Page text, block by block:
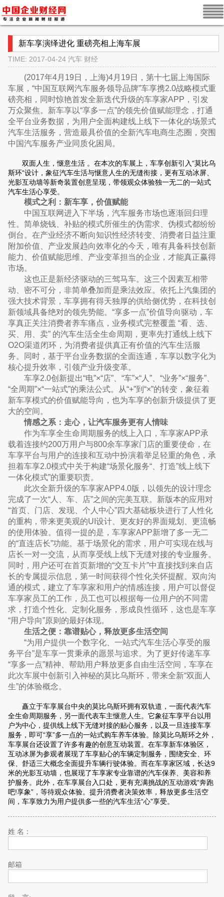
新车享演绎进化 重磅亮相上海车展
TIME: 2017-04-24 汽车 财经
(2017年4月19日，上海)4月19日，第十七届上海国际
车展，“中国互联网汽车服务领导品牌”车享携2.0战略模式重
磅亮相，同时惊艳首发全新迭代升级的车享家APP，引发
万众聚焦。新车享以“享多一点”的领先价值赋能理念，打通
全平台业务数据，为用户全面构建线上线下一体化的场景式
汽车生活服务，营造最具价值的全新汽车电商生态圈，突围
中国汽车服务产业同质化困局。
双面人生，惬意生活 。在本次的车展上，车享创新引入“莫比乌
斯环“设计，象征汽车生活与惬意人生的无缝衔接，更有互动冰屏、
光影互动墙等新奇装置创意呈现，带领观众体验独一无二的一站式
汽车生活心享受。
模式之利：新车享，价值赋能
中国互联网进入下半场，汽车服务市场也逐渐回归理
性。简单烧钱、补贴的模式所催生的伪需求、伪模式都纷纷
倒台。在产业经济不断向知识性经济转变、消费者日益注重
附加价值、产业发展趋向效率化的今天，唯有具备科技创新
能力、价值赋能思维、产业变革担当的企业，才能真正赢得
市场。
这也正是新经济驱动的三驾马车。这三个因素互相带
动、密不可分，非简单叠加而是乘法效应。依托上汽集团的
强大技术背景，车享拥有得天独厚的供给侧优势，在科技创
新领域具备绝对的领先势能。“享多一点”价值导向驱动，车
享真正关注消费者养车痛点，业务模式完整覆盖 “看、选、
买、用、卖” 的汽车生活全生命周期，更率先打通线上线下
O2O渠道闭环，为消费者提供真正有价值的汽车生活服
务。同时，基于平台业务数据的全面连通，车享以数字化为
核心提升效率，引领产业升级变革。
车享2.0创新提出“电”×“店”、“车”×“人”、“业务”×“服务”、
“全周期”×“一站式”的乘法公式。从“+”到“×”的转变，象征着
新车享模式的价值赋能导向，也为车享的创新升级提供了更
大的空间。
情感之系：走心，让汽车服务更有人情味
作为车享全生命周期服务的线上入口，车享家APP承
载着连接约200万用户与800余车享家门店的重要使命，在
车享平台与用户的连接和互动中扮演着举足轻重的角色，承
担着车享2.0模式中关于构建“场景化服务“、打造”线上线下
一体化模式”的重要职责。
此次全新升级的车享家APP4.0版，以领先的设计理念
完成了一次“人、车、店”之间的完美互联。新版本的应用对
“首页、门店、发现、个人中心”四大基础板块进行了人性化
的重构，带来更美观的UI设计、更友好的界面规划、更流畅
的使用体验。值得一提的是，车享家APP新增了多一无二
的“直连店长”功能。基于场景化的需求，用户可实现在线与
店长一对一交流，从而享受线上线下无缝对接的专业服务。
同时，用户还可在首页新增的“交互卡片”中直接找到来自店
长的专属提示信息，第一时间获得个性化关怀提醒。双向沟
通的模式，建立了车享家和用户的情感连接，用户可以督促
车享家员工的工作，员工也可以根据每一位用户的不同需
求，打造个性化、定制化服务，形成良性循环，这也是车享
“用户导向”原则的最好体现。
生活之便：靠谱贴心，释放更多生活空间
“为用户提供一个数字化、一站式汽车生活心享受的服
务平台”是车享一贯秉承的愿景与追求。为了更好传递车享
“享多一点”精神、帮助用户释放更多自由生活空间，车享在
此次车展中创新引入神秘的莫比乌斯环，带来全新“双面人
生”的体验概念。
矗立于车享展台中央的莫比乌斯环拥有双轨道，一面代表汽车
全生命周期服务，另一面代表车主惬意人生。它象征车享平台以用
户为中心，提供线上线下无缝对接的贴心服务，以及一旦连接车享
服务，即可“享”多一点的一站式购车养车体验。除莫比乌斯环之外，
车享展台还设置了许多有趣的创意互动装置。在车享新车体验区，
互动冰屏为参观者展现了车享贴心的车辆定制服务，围绕安全、环
保、舒适三大概念全面提升车辆行驶体验。而在车享家区域，长达9
米的光影互动墙，也展现了车享家专业靠谱的汽车保养、美容和养
护服务。此外，在车享展台入口处，更有充满挑战的互动游戏“奔跑
吧!享象”，等待观众体验。提升消费者决策效率，释放更多生活空
间，车享致力为用户提供多一些的汽车生活“心”享受。
姓 名：
邮箱